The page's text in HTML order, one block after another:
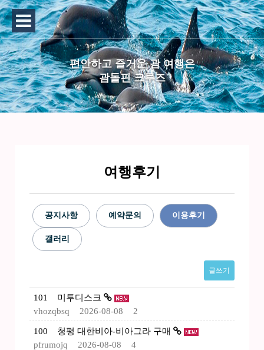
편안하고 즐거운 괌 여행은
괌돌핀 크루즈
여행후기
공지사항 예약문의 이용후기
갤러리
글쓰기
101
미투디스크
vhozqbsq
2026-08-08 2
100
청평 대한비아-비아그라 구매
pfrumojq
2026-08-08 4